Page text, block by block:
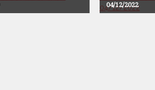
04/12/2022